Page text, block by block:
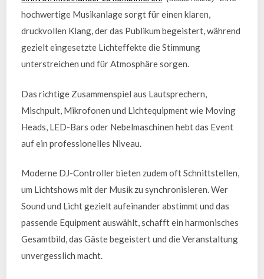
hochwertige Musikanlage sorgt für einen klaren,
druckvollen Klang, der das Publikum begeistert, während
gezielt eingesetzte Lichteffekte die Stimmung
unterstreichen und für Atmosphäre sorgen.
Das richtige Zusammenspiel aus Lautsprechern,
Mischpult, Mikrofonen und Lichtequipment wie Moving
Heads, LED-Bars oder Nebelmaschinen hebt das Event
auf ein professionelles Niveau.
Moderne DJ-Controller bieten zudem oft Schnittstellen,
um Lichtshows mit der Musik zu synchronisieren. Wer
Sound und Licht gezielt aufeinander abstimmt und das
passende Equipment auswählt, schafft ein harmonisches
Gesamtbild, das Gäste begeistert und die Veranstaltung
unvergesslich macht.